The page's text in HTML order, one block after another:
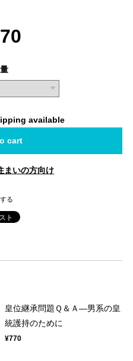
available
cart
まいの方向け
る
皇位継承問題Ｑ＆Ａ―男系の皇
統護持のために
¥770